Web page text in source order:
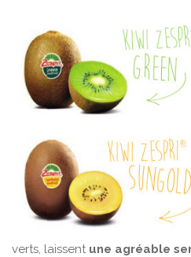
verts, laissent une agréable